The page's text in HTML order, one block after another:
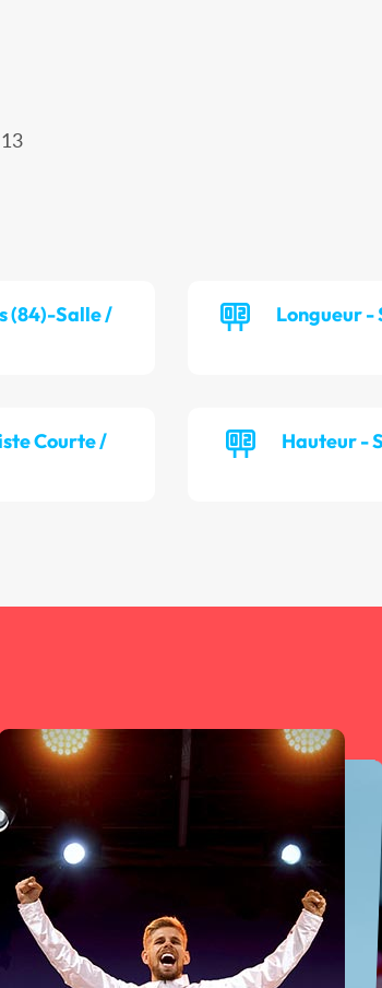
(84)-Salle /
Longueur -
Courte /
Hauteur -